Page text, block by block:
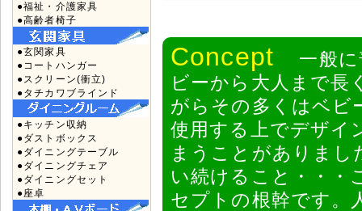
●福祉・介護家具
●高齢者椅子
●玄関家具
●コートハンガー
●スクリーン(衝立)
●タチカワブラインド
●キッチン収納
●ダストボックス
●ダイニングテーブル
●ダイニングチェア
●ダイニングセット
●座卓
Concept 一般に
ビーから大人まで長
がらその多くはベビ
使用する上でデザイ
まうことがありまし
い続けること・・・
セプトの根幹です。